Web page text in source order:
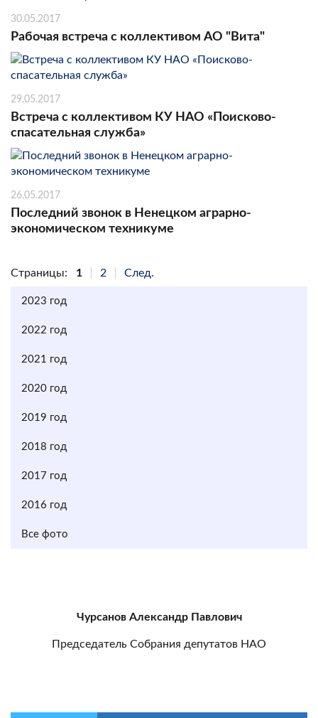
30.05.2017
Рабочая встреча с коллективом АО "Вита"
29.05.2017
Встреча с коллективом КУ НАО «Поисково-
спасательная служба»
26.05.2017
Последний звонок в Ненецком аграрно-
экономическом техникуме
Страницы: 1 2 След.
2023 год
2022 год
2021 год
2020 год
2019 год
2018 год
2017 год
2016 год
Все фото
Чурсанов Александр Павлович
Председатель Собрания депутатов НАО